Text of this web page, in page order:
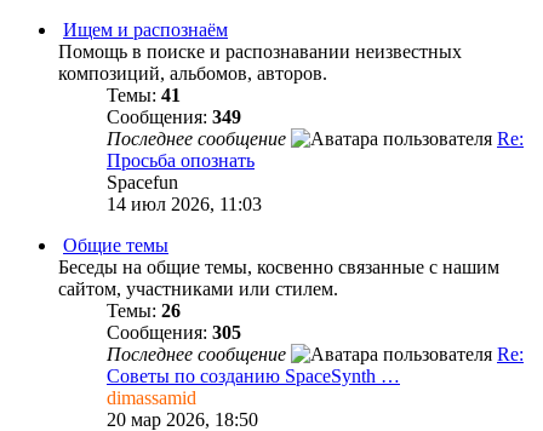
Ищем и распознаём
Помощь в поиске и распознавании неизвестных
композиций, альбомов, авторов.
Темы: 41
Сообщения: 349
Последнее сообщение
Re:
Просьба опознать
Spacefun
14 июл 2026, 11:03
Общие темы
Беседы на общие темы, косвенно связанные с нашим
сайтом, участниками или стилем.
Темы: 26
Сообщения: 305
Последнее сообщение
Re:
Советы по созданию SpaceSynth …
dimassamid
20 мар 2026, 18:50